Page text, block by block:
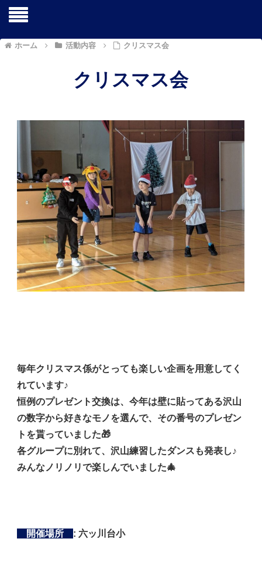
ホーム 活動内容 クリスマス会
クリスマス会
毎年クリスマス係がとっても楽しい企画を用意してく
れています♪
恒例のプレゼント交換は、今年は壁に貼ってある沢山
の数字から好きなモノを選んで、その番号のプレゼン
トを貰っていました🎁
各グループに別れて、沢山練習したダンスも発表し♪
みんなノリノリで楽しんでいました🎄
開催場所 : 六ッ川台小